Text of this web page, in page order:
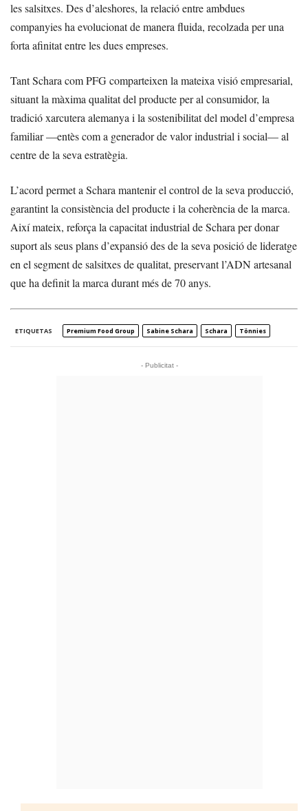
les salsitxes. Des d’aleshores, la relació entre ambdues
companyies ha evolucionat de manera fluida, recolzada per una
forta afinitat entre les dues empreses.
Tant Schara com PFG comparteixen la mateixa visió empresarial,
situant la màxima qualitat del producte per al consumidor, la
tradició xarcutera alemanya i la sostenibilitat del model d’empresa
familiar —entès com a generador de valor industrial i social— al
centre de la seva estratègia.
L’acord permet a Schara mantenir el control de la seva producció,
garantint la consistència del producte i la coherència de la marca.
Així mateix, reforça la capacitat industrial de Schara per donar
suport als seus plans d’expansió des de la seva posició de lideratge
en el segment de salsitxes de qualitat, preservant l’ADN artesanal
que ha definit la marca durant més de 70 anys.
ETIQUETAS Premium Food Group Sabine Schara Schara Tönnies
- Publicitat -